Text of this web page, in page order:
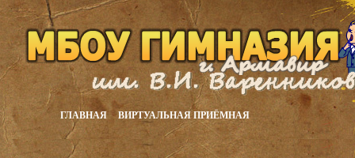
ГЛАВНАЯ ВИРТУАЛЬНАЯ ПРИЁМНАЯ